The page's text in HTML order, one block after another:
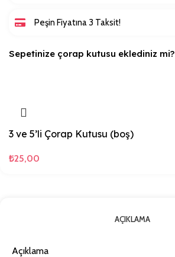
Peşin Fiyatına 3 Taksit!
Sepetinize çorap kutusu eklediniz mi?
3 ve 5’li Çorap Kutusu (boş)
₺25,00
AÇIKLAMA
Açıklama